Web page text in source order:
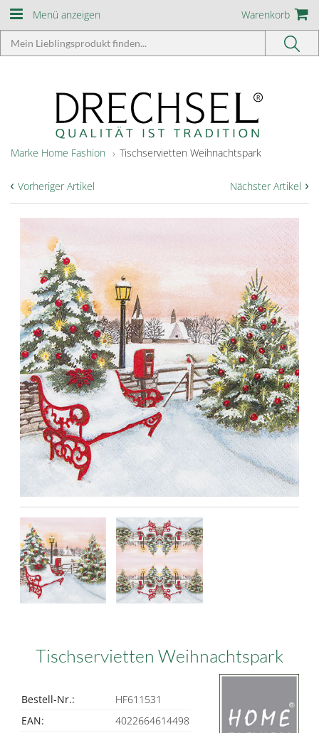
Menü anzeigen Warenkorb
Marke Home Fashion Tischservietten Weihnachtspark
Nächster Artikel ›
‹ Vorheriger Artikel
Tischservietten Weihnachtspark
Bestell-Nr.:
HF611531
EAN:
4022664614498